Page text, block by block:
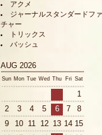
アクメ
ジャーナルスタンダードフ
チャー
トリックス
バッシュ
AUG 2026
Sun Mon Tue Wed Thu Fri Sat
1
2
3 4 5 6 7
8
9
10 11 12 13 14 15